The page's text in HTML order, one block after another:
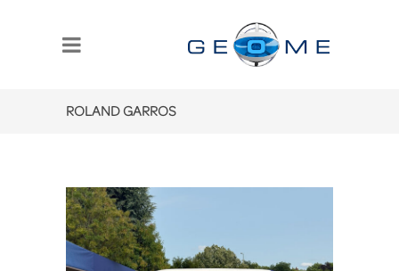
ROLAND GARROS